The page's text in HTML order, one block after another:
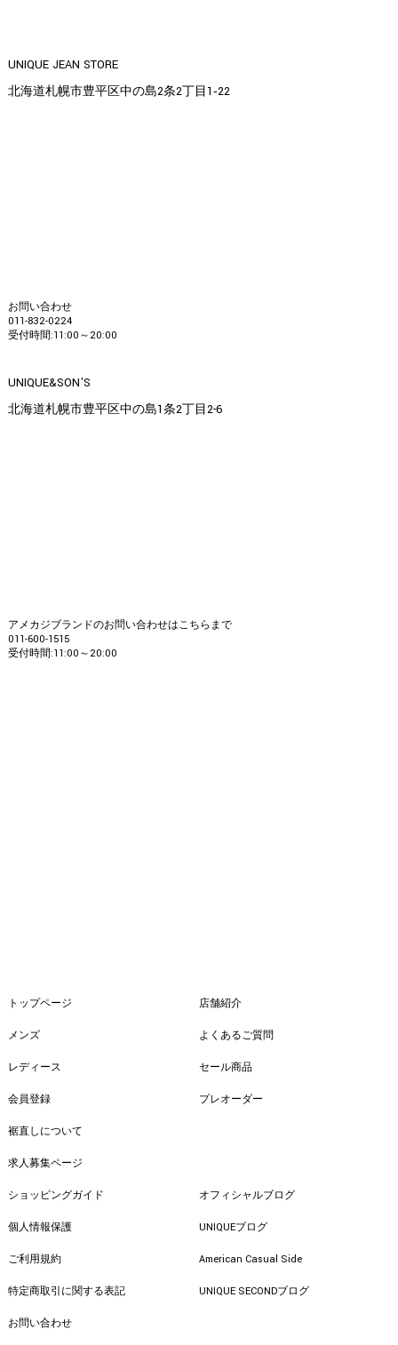
UNIQUE JEAN STORE
北海道札幌市豊平区中の島2条2丁目1‐22
お問い合わせ
011-832-0224
受付時間:11:00～20:00
UNIQUE&SON'S
北海道札幌市豊平区中の島1条2丁目2-6
アメカジブランドのお問い合わせはこちらまで
011-600-1515
受付時間:11:00～20:00
トップページ
メンズ
レディース
会員登録
裾直しについて
求人募集ページ
店舗紹介
よくあるご質問
セール商品
プレオーダー
ショッピングガイド
個人情報保護
ご利用規約
特定商取引に関する表記
お問い合わせ
オフィシャルブログ
UNIQUEブログ
American Casual Side
UNIQUE SECONDブログ